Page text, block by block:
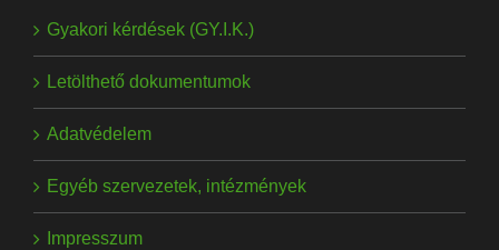
Gyakori kérdések (GY.I.K.)
Letölthető dokumentumok
Adatvédelem
Egyéb szervezetek, intézmények
Impresszum